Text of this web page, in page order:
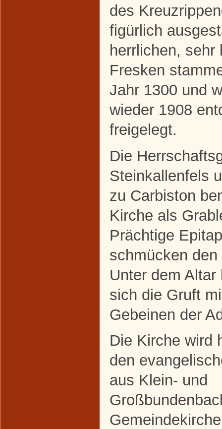
des
figürlich
herrlichen, sehr
Fresken
Jahr 1300 und
wieder 1908
freigelegt.
Die
Steinkallenfels
zu Carbiston
Kirche als
Prächtige
schmücken
Unter dem Altar
sich die Gruft
Gebeinen der
Die Kirche wird
den
aus Klein- und